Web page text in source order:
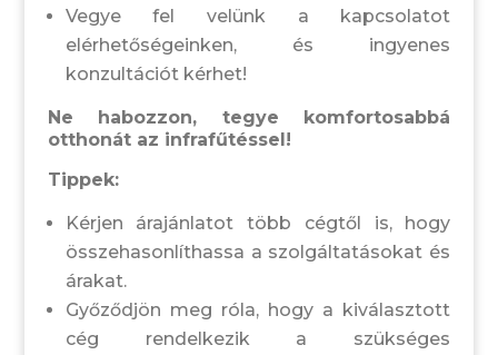
Vegye fel velünk a kapcsolatot
elérhetőségeinken, és ingyenes
konzultációt kérhet!
Ne habozzon, tegye komfortosabbá
otthonát az infrafűtéssel!
Tippek:
Kérjen árajánlatot több cégtől is, hogy
összehasonlíthassa a szolgáltatásokat és
árakat.
Győződjön meg róla, hogy a kiválasztott
cég rendelkezik a szükséges